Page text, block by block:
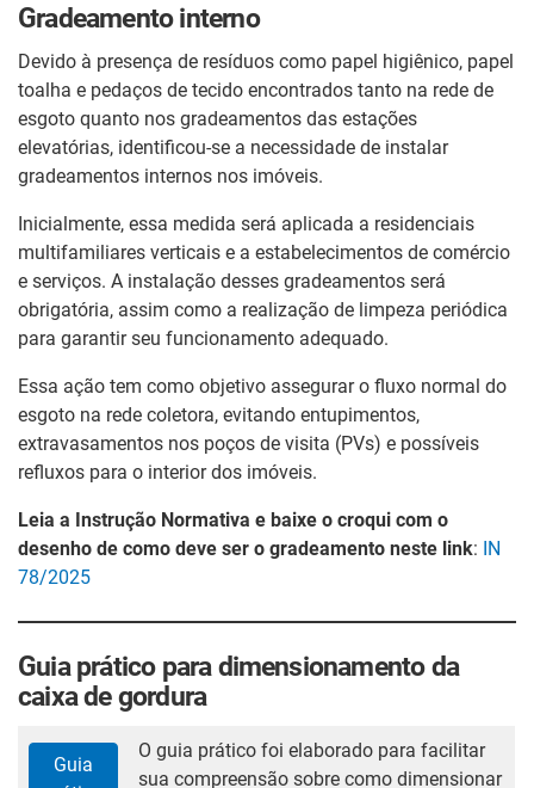
Gradeamento interno
Devido à presença de resíduos como papel higiênico, papel
toalha e pedaços de tecido encontrados tanto na rede de
esgoto quanto nos gradeamentos das estações
elevatórias, identificou-se a necessidade de instalar
gradeamentos internos nos imóveis.
Inicialmente, essa medida será aplicada a residenciais
multifamiliares verticais e a estabelecimentos de comércio
e serviços. A instalação desses gradeamentos será
obrigatória, assim como a realização de limpeza periódica
para garantir seu funcionamento adequado.
Essa ação tem como objetivo assegurar o fluxo normal do
esgoto na rede coletora, evitando entupimentos,
extravasamentos nos poços de visita (PVs) e possíveis
refluxos para o interior dos imóveis.
Leia a Instrução Normativa e baixe o croqui com o
desenho de como deve ser o gradeamento neste link: IN
78/2025
Guia prático para dimensionamento da
caixa de gordura
Guia
O guia prático foi elaborado para facilitar
sua compreensão sobre como dimensionar